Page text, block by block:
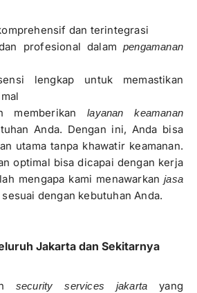
dan terintegrasi
profesional dalam pengamanan
lengkap untuk memastikan
memberikanlayanan keamanan
Anda. Dengan ini, Anda bisa
utama tanpa khawatir keamanan.
optimal bisa dicapai dengan kerja
mengapa kami menawarkanjasa
dengan kebutuhan Anda.
Jakarta dan Sekitarnya
security services jakarta yang